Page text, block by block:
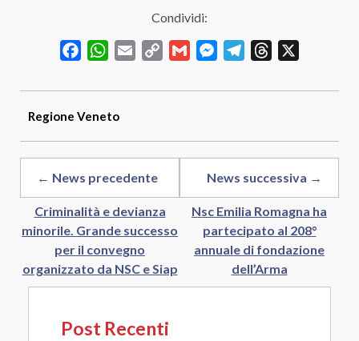
Condividi:
FacebookWhatsApp
Email
Copy
Gmail MessengerTelegramThreads
Regione Veneto
← News precedente
Criminalità e devianza
minorile. Grande successo
per il convegno
organizzato da NSC e Siap
News successiva →
Nsc Emilia Romagna ha
partecipato al 208°
annuale di fondazione
dell’Arma
Post Recenti